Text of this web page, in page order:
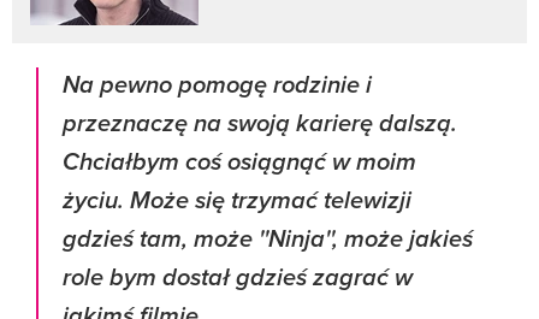
Na pewno pomogę rodzinie i
przeznaczę na swoją karierę dalszą.
Chciałbym coś osiągnąć w moim
życiu. Może się trzymać telewizji
gdzieś tam, może ''Ninja'', może jakieś
role bym dostał gdzieś zagrać w